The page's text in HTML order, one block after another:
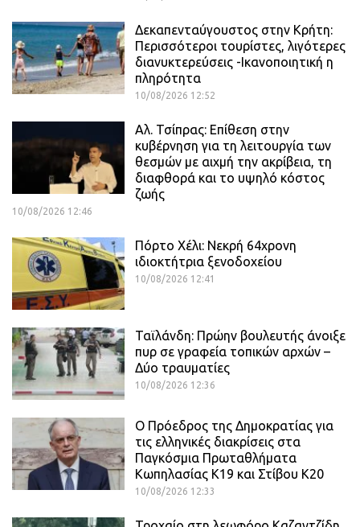
Δεκαπενταύγουστος στην Κρήτη:
Περισσότεροι τουρίστες, λιγότερες
διανυκτερεύσεις -Ικανοποιητική η
πληρότητα
10/08/2026 12:52
Αλ. Τσίπρας: Επίθεση στην
κυβέρνηση για τη λειτουργία των
θεσμών με αιχμή την ακρίβεια, τη
διαφθορά και το υψηλό κόστος
ζωής
10/08/2026 12:46
Πόρτο Χέλι: Νεκρή 64χρονη
ιδιοκτήτρια ξενοδοχείου
10/08/2026 12:41
Ταϊλάνδη: Πρώην βουλευτής άνοιξε
πυρ σε γραφεία τοπικών αρχών –
Δύο τραυματίες
10/08/2026 12:36
Ο Πρόεδρος της Δημοκρατίας για
τις ελληνικές διακρίσεις στα
Παγκόσμια Πρωταθλήματα
Κωπηλασίας Κ19 και Στίβου Κ20
10/08/2026 12:33